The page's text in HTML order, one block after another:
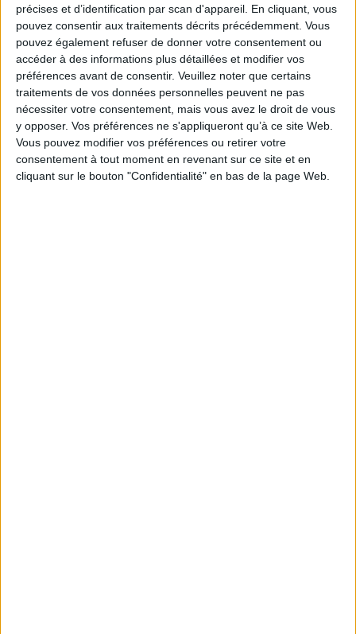
précises et d’identification par scan d'appareil. En cliquant, vous
pouvez consentir aux traitements décrits précédemment. Vous
pouvez également refuser de donner votre consentement ou
accéder à des informations plus détaillées et modifier vos
préférences avant de consentir. Veuillez noter que certains
traitements de vos données personnelles peuvent ne pas
nécessiter votre consentement, mais vous avez le droit de vous
y opposer. Vos préférences ne s'appliqueront qu’à ce site Web.
Vous pouvez modifier vos préférences ou retirer votre
consentement à tout moment en revenant sur ce site et en
cliquant sur le bouton "Confidentialité" en bas de la page Web.
À LIRE SUR ARCHIMAG
VeilleLabs 2026 : ce que l’IA change vraiment pour
la veille stratégique
Google déploie AI Overview en France et engage un
bras de fer avec les éditeurs de presse